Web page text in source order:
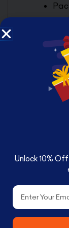
cm;
Unlock 10%
Email